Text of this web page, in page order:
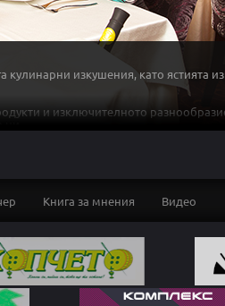
кулинарни изкушения, като ястията
и изключителното
от сертифицирани енолози и
Книга за мнения Видео